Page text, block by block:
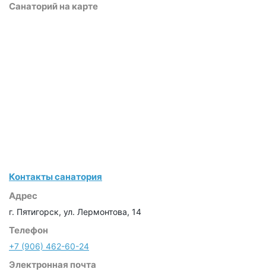
Санаторий на карте
Контакты санатория
Адрес
г. Пятигорск, ул. Лермонтова, 14
Телефон
+7 (906) 462-60-24
Электронная почта